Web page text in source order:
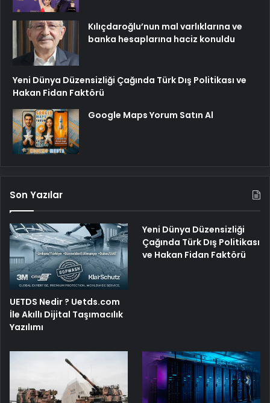
Kılıçdaroğlu’nun mal varlıklarına ve
banka hesaplarına haciz konuldu
Yeni Dünya Düzensizliği Çağında Türk Dış Politikası ve
Hakan Fidan Faktörü
Google Maps Yorum Satın Al
Son Yazılar
UETDS Nedir ? Uetds.com
İle Akıllı Dijital Taşımacılık
Yazılımı
Yeni Dünya Düzensizliği
Çağında Türk Dış Politikası
ve Hakan Fidan Faktörü